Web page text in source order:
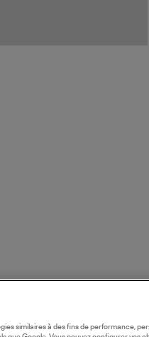
similaires à des fins de performance,